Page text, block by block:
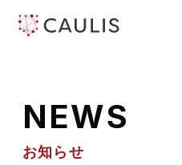
NEWS
お知らせ